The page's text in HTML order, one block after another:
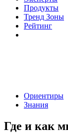
Продукты
Тренд Зоны
Рейтинг
Ориентиры
Знания
Где и как